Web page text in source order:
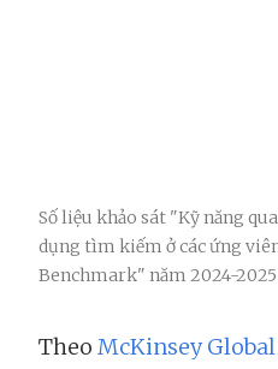
Số liệu khảo sát "Kỹ năng
dụng tìm kiếm ở các ứng
Benchmark" năm 2024-
Theo McKinsey